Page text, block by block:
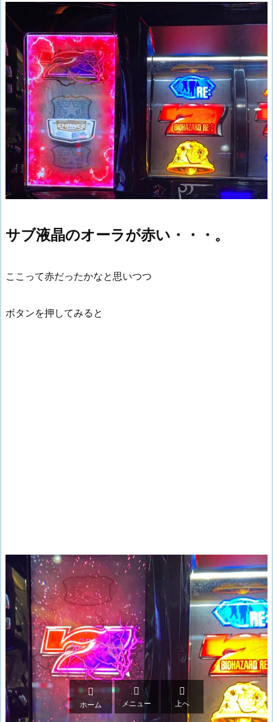
サブ液晶のオーラが赤い・・・。
ここって赤だったかなと思いつつ
ボタンを押してみると

ホーム

メニュー

上へ